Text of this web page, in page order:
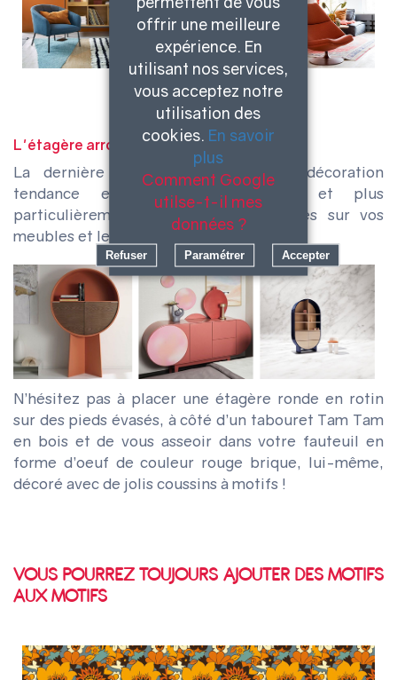
offrir une meilleure
expérience. En
utilisant nos services,
vous acceptez notre
utilisation des
cookies. En savoir
plus
Comment Google
utilse-t-il mes
données ?
Refuser Paramétrer Accepter
L'étagère arrondies
La dernière pièce pour avoir une décoration
tendance est l’étagère en bois et plus
particulièrement : les formes arrondies sur vos
meubles et les pieds évasés !
N’hésitez pas à placer une étagère ronde en rotin
sur des pieds évasés, à côté d’un tabouret Tam Tam
en bois et de vous asseoir dans votre fauteuil en
forme d’oeuf de couleur rouge brique, lui-même,
décoré avec de jolis coussins à motifs !
VOUS POURREZ TOUJOURS AJOUTER DES MOTIFS
AUX MOTIFS